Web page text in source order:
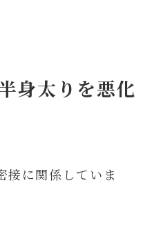
身太りを悪化
接に関係していま